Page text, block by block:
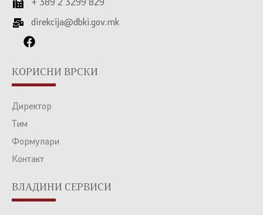
+ 389 2 3299 829
direkcija@dbki.gov.mk
КОРИСНИ ВРСКИ
Директор
Тим
Формулари
Контакт
ВЛАДИНИ СЕРВИСИ